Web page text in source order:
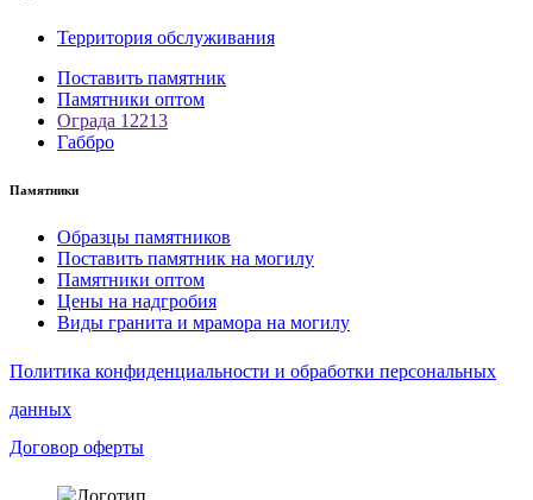
Территория обслуживания
Поставить памятник
Памятники оптом
Ограда 12213
Габбро
Памятники
Образцы памятников
Поставить памятник на могилу
Памятники оптом
Цены на надгробия
Виды гранита и мрамора на могилу
Политика конфиденциальности и обработки персональных
данных
Договор оферты